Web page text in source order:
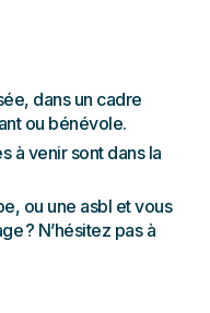
dans un cadre
ou bénévole.
à venir sont dans la
ou une asbl et vous
? N’hésitez pas à